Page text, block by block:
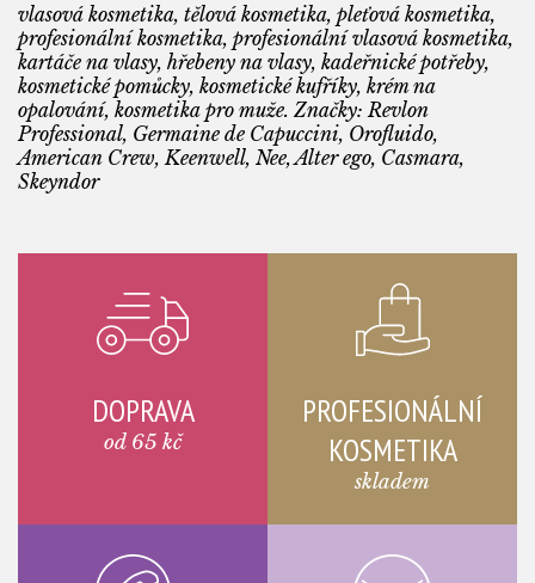
vlasová kosmetika, tělová kosmetika, pleťová kosmetika,
profesionální kosmetika, profesionální vlasová kosmetika,
kartáče na vlasy, hřebeny na vlasy, kadeřnické potřeby,
kosmetické pomůcky, kosmetické kufříky, krém na
opalování, kosmetika pro muže. Značky: Revlon
Professional, Germaine de Capuccini, Orofluido,
American Crew, Keenwell, Nee, Alter ego, Casmara,
Skeyndor
DOPRAVA
od 65 kč
PROFESIONÁLNÍ
KOSMETIKA
skladem